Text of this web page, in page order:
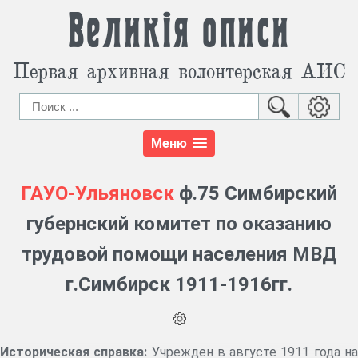
Великія описи
Первая архивная волонтерская АИС
Меню
ГАУО-Ульяновск ф.75 Симбирский
губернский комитет по оказанию
трудовой помощи населения МВД
г.Симбирск 1911-1916гг.
Историческая справка: Учрежден в августе 1911 года на